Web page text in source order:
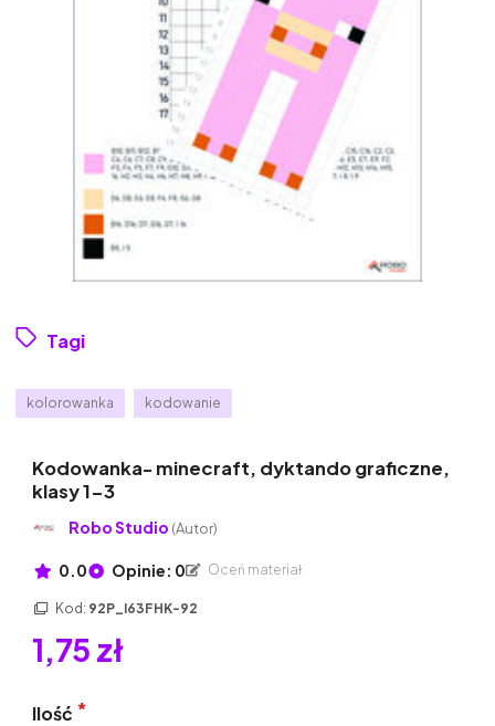
Tagi
kolorowanka kodowanie
Kodowanka- minecraft, dyktando graficzne,
klasy 1-3
Robo Studio (Autor)
0.0 Opinie: 0 Oceń materiał
Kod: 92P_I63FHK-92
1,75 zł
Ilość